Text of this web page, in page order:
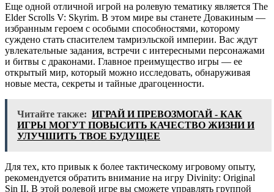
Еще одной отличной игрой на ролевую тематику является The
Elder Scrolls V: Skyrim. В этом мире вы станете Довакиным —
избранным героем с особыми способностями, которому
суждено стать спасителем тамриэльской империи. Вас ждут
увлекательные задания, встречи с интересными персонажами
и битвы с драконами. Главное преимущество игры — ее
открытый мир, который можно исследовать, обнаруживая
новые места, секреты и тайные драгоценности.
Читайте также: ИГРАЙ И ПРЕВОЗМОГАЙ - КАК
ИГРЫ МОГУТ ПОВЫСИТЬ КАЧЕСТВО ЖИЗНИ И
УЛУЧШИТЬ ТВОЕ БУДУЩЕЕ
Для тех, кто привык к более тактическому игровому опыту,
рекомендуется обратить внимание на игру Divinity: Original
Sin II. В этой ролевой игре вы сможете управлять группой